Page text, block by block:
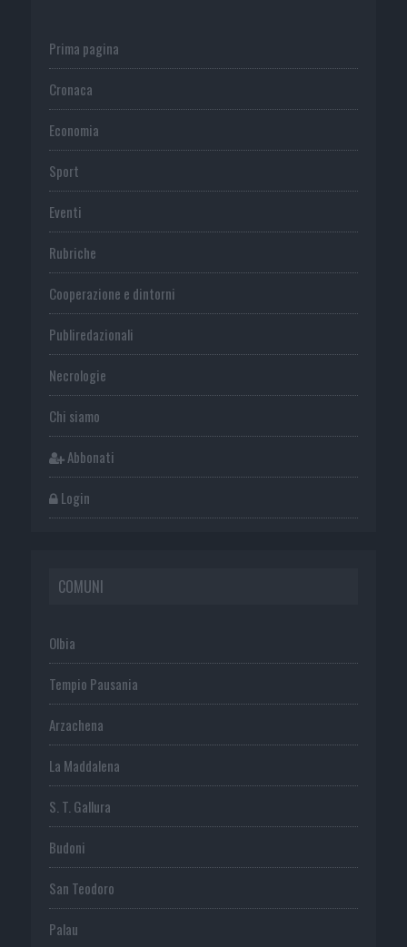
Prima pagina
Cronaca
Economia
Sport
Eventi
Rubriche
Cooperazione e dintorni
Publiredazionali
Necrologie
Chi siamo
Abbonati
Login
COMUNI
Olbia
Tempio Pausania
Arzachena
La Maddalena
S. T. Gallura
Budoni
San Teodoro
Palau